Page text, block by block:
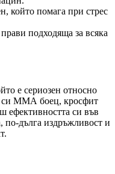
който помага при стрес
подходяща за всяка
е сериозен относно
си ММА боец, кросфит
ефективността си във
по-дълга издръжливост и